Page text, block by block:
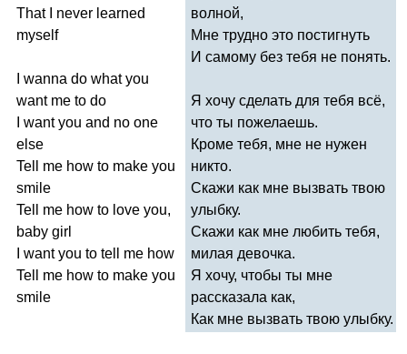
That
never learned
myself
wanna do what you
want me to do
want you and no one
else
Tell
me how to make you
smile
Tell
me how to love you,
baby girl
want you to tell me how
Tell
me how to make you
smile
волной,
Мне трудно это постигнуть
И самому без тебя не понять.
Я хочу сделать для тебя всё,
что ты пожелаешь.
Кроме тебя, мне не нужен
никто.
Скажи как мне вызвать твою
улыбку.
Скажи как мне любить тебя,
милая девочка.
Я хочу, чтобы ты мне
рассказала как,
Как мне вызвать твою улыбку.